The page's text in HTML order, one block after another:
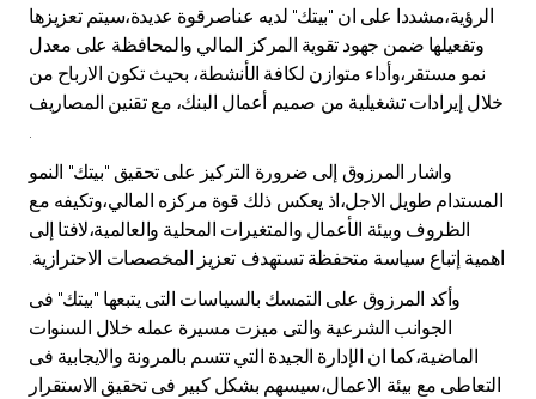
الرؤية،مشددا على ان "بيتك" لديه عناصرقوة عديدة،سيتم تعزيزها
وتفعيلها ضمن جهود تقوية المركز المالي والمحافظة على معدل
نمو مستقر،وأداء متوازن لكافة الأنشطة، بحيث تكون الارباح من
خلال إيرادات تشغيلية من صميم أعمال البنك، مع تقنين المصاريف
.
واشار المرزوق إلى ضرورة التركيز على تحقيق "بيتك" النمو
المستدام طويل الاجل،اذ يعكس ذلك قوة مركزه المالي،وتكيفه مع
الظروف وبيئة الأعمال والمتغيرات المحلية والعالمية،لافتا إلى
اهمية إتباع سياسة متحفظة تستهدف تعزيز المخصصات الاحترازية.
وأكد المرزوق على التمسك بالسياسات التى يتبعها "بيتك" فى
الجوانب الشرعية والتى ميزت مسيرة عمله خلال السنوات
الماضية،كما ان الإدارة الجيدة التي تتسم بالمرونة والايجابية فى
التعاطى مع بيئة الاعمال،سيسهم بشكل كبير فى تحقيق الاستقرار